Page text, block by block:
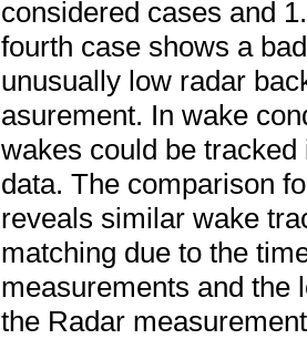
considered cases and
fourth case shows a
unusually low radar
asurement. In wake
wakes could be
data. The comparison
reveals similar wake
matching due to the
measurements and the
the Radar